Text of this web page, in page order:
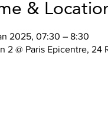
&
2025, 07:30 – 8:30
2 @ Paris Epicentre, 24